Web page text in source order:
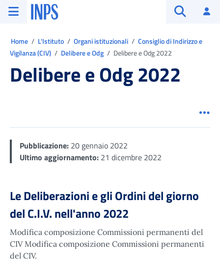
Vai al menu principale
Vai al contenuto principale
Vai al pie' di pagina
INPS ()
Home L'Istituto Organi istituzionali
Consiglio di Indirizzo e
Vigilanza (CIV)
Delibere e Odg Delibere e Odg 2022
Delibere e Odg 2022
Pubblicazione: 20 gennaio 2022
Ultimo aggiornamento: 21 dicembre 2022
Le Deliberazioni e gli Ordini del giorno
del C.I.V. nell'anno 2022
Modifica composizione Commissioni permanenti del
CIV Modifica composizione Commissioni permanenti
del CIV.